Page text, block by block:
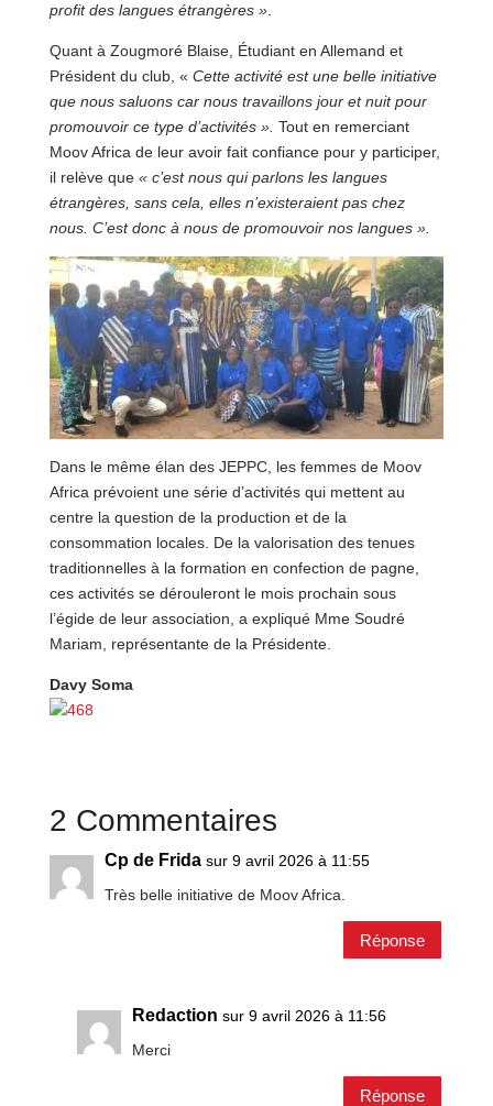
profit des langues étrangères ».
Quant à Zougmoré Blaise, Étudiant en Allemand et
Président du club, « Cette activité est une belle initiative
que nous saluons car nous travaillons jour et nuit pour
promouvoir ce type d’activités ». Tout en remerciant
Moov Africa de leur avoir fait confiance pour y participer,
il relève que « c’est nous qui parlons les langues
étrangères, sans cela, elles n’existeraient pas chez
nous. C’est donc à nous de promouvoir nos langues ».
Dans le même élan des JEPPC, les femmes de Moov
Africa prévoient une série d’activités qui mettent au
centre la question de la production et de la
consommation locales. De la valorisation des tenues
traditionnelles à la formation en confection de pagne,
ces activités se dérouleront le mois prochain sous
l’égide de leur association, a expliqué Mme Soudré
Mariam, représentante de la Présidente.
Davy Soma
2 Commentaires
Cp de Frida sur 9 avril 2026 à 11:55
Très belle initiative de Moov Africa.
Réponse
Redaction sur 9 avril 2026 à 11:56
Merci
Réponse